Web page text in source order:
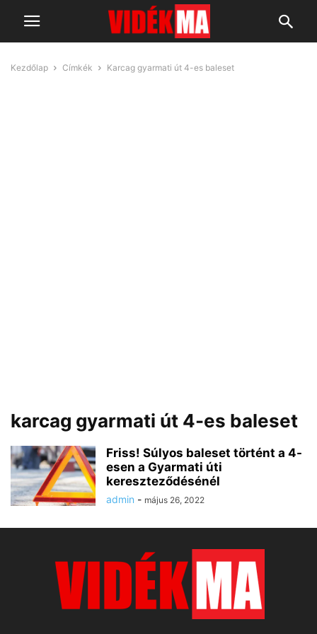
Kezdőlap Címkék Karcag gyarmati út 4-es baleset
karcag gyarmati út 4-es baleset
Friss! Súlyos baleset történt a 4-
esen a Gyarmati úti
kereszteződésénél
admin - május 26, 2022